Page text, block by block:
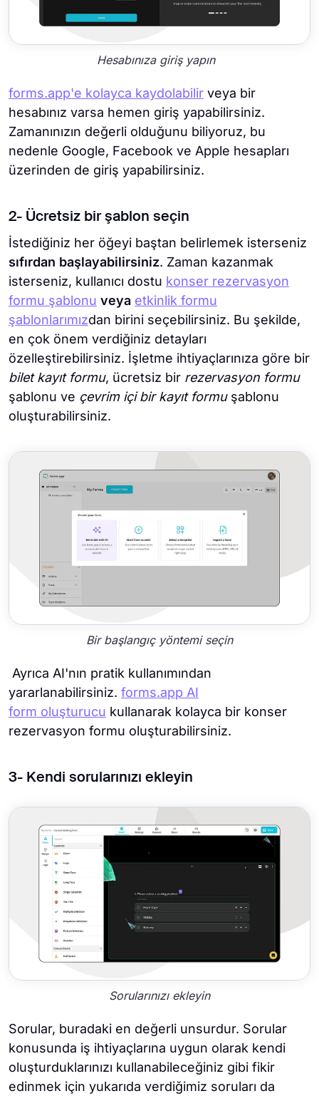
Hesabınıza giriş yapın
forms.app'e kolayca kaydolabilir veya bir
hesabınız varsa hemen giriş yapabilirsiniz.
Zamanınızın değerli olduğunu biliyoruz, bu
nedenle Google, Facebook ve Apple hesapları
üzerinden de giriş yapabilirsiniz.
2- Ücretsiz bir şablon seçin
İstediğiniz her öğeyi baştan belirlemek isterseniz
sıfırdan başlayabilirsiniz. Zaman kazanmak
isterseniz, kullanıcı dostu konser rezervasyon
formu şablonu veya etkinlik formu
şablonlarımızdan birini seçebilirsiniz. Bu şekilde,
en çok önem verdiğiniz detayları
özelleştirebilirsiniz. İşletme ihtiyaçlarınıza göre bir
bilet kayıt formu, ücretsiz bir rezervasyon formu
şablonu ve çevrim içibir kayıt formuşablonu
oluşturabilirsiniz.
Bir başlangıç yöntemi seçin
Ayrıca AI'nın pratik kullanımından
yararlanabilirsiniz. forms.app AI
form oluşturucu kullanarak kolayca bir konser
rezervasyon formu oluşturabilirsiniz.
3- Kendi sorularınızı ekleyin
Sorularınızı ekleyin
Sorular, buradaki en değerli unsurdur. Sorular
konusunda iş ihtiyaçlarına uygun olarak kendi
oluşturduklarınızı kullanabileceğiniz gibi fikir
edinmek için yukarıda verdiğimiz soruları da